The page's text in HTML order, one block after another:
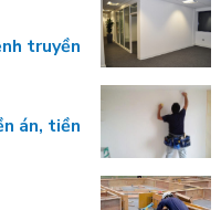
truyền
án, tiền